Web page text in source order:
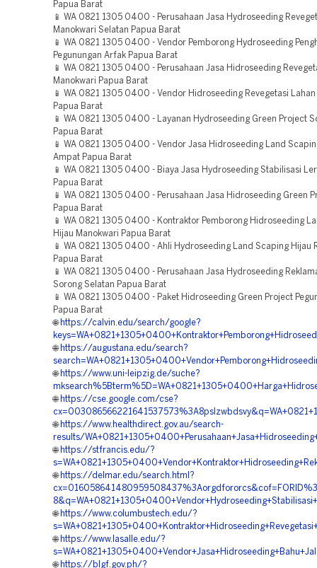
Papua Barat
📱 WA 0821 1305 0400 - Perusahaan Jasa Hydroseeding
Manokwari Selatan Papua Barat
📱 WA 0821 1305 0400 - Vendor Pemborong Hydroseeding
Pegunungan Arfak Papua Barat
📱 WA 0821 1305 0400 - Perusahaan Jasa Hidroseeding
Manokwari Papua Barat
📱 WA 0821 1305 0400 - Vendor Hidroseeding Revegetasi
Papua Barat
📱 WA 0821 1305 0400 - Layanan Hydroseeding Green Project
Papua Barat
📱 WA 0821 1305 0400 - Vendor Jasa Hidroseeding Land
Ampat Papua Barat
📱 WA 0821 1305 0400 - Biaya Jasa Hydroseeding Stabilisasi
Papua Barat
📱 WA 0821 1305 0400 - Perusahaan Jasa Hidroseeding Green
Papua Barat
📱 WA 0821 1305 0400 - Kontraktor Pemborong Hidroseeding
Hijau Manokwari Papua Barat
📱 WA 0821 1305 0400 - Ahli Hydroseeding Land Scaping Hijau
Papua Barat
📱 WA 0821 1305 0400 - Perusahaan Jasa Hydroseeding
Sorong Selatan Papua Barat
📱 WA 0821 1305 0400 - Paket Hidroseeding Green Project
Papua Barat
🌐 https://calvin.edu/search/google?
🌐 https://augustana.edu/search?
🌐 https://www.uni-leipzig.de/suche?
🌐 https://cse.google.com/cse?
🌐 https://www.healthdirect.gov.au/search-
results/
🌐 https://stfrancis.edu/?
🌐 https://delmar.edu/search.html?
🌐 https://www.columbustech.edu/?
🌐 https://www.lasalle.edu/?
🌐 https://blgf.gov.ph/?